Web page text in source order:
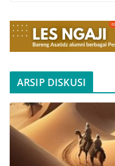
ARSIP DISKUSI